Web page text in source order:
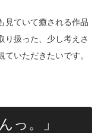
見ていて癒される作品
り扱った、少し考えさ
いただきたいです。
っ。」